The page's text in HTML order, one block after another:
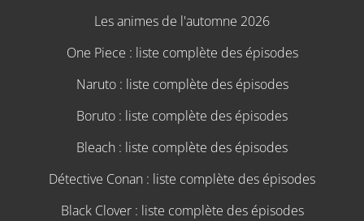
Les animes de l'automne 2026
One Piece : liste complète des épisodes
Naruto : liste complète des épisodes
Boruto : liste complète des épisodes
Bleach : liste complète des épisodes
Détective Conan : liste complète des épisodes
Black Clover : liste complète des épisodes